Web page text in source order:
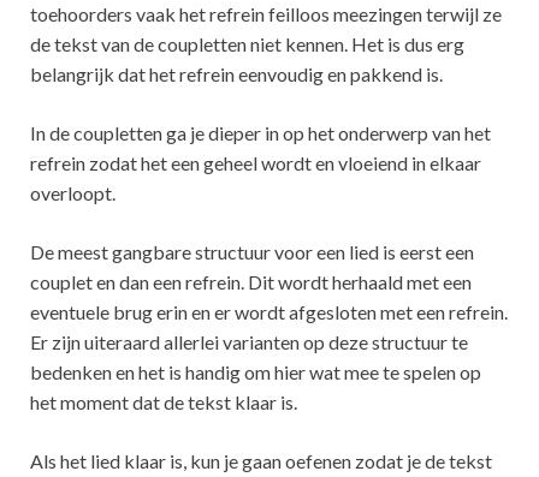
toehoorders vaak het refrein feilloos meezingen terwijl ze
de tekst van de coupletten niet kennen. Het is dus erg
belangrijk dat het refrein eenvoudig en pakkend is.
In de coupletten ga je dieper in op het onderwerp van het
refrein zodat het een geheel wordt en vloeiend in elkaar
overloopt.
De meest gangbare structuur voor een lied is eerst een
couplet en dan een refrein. Dit wordt herhaald met een
eventuele brug erin en er wordt afgesloten met een refrein.
Er zijn uiteraard allerlei varianten op deze structuur te
bedenken en het is handig om hier wat mee te spelen op
het moment dat de tekst klaar is.
Als het lied klaar is, kun je gaan oefenen zodat je de tekst